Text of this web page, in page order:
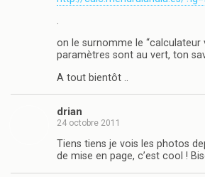
.
on le surnomme le “calculateur
paramètres sont au vert, ton
A tout bientôt ..
drian
24 octobre 2011
Tiens tiens je vois les photos
de mise en page, c’est cool !